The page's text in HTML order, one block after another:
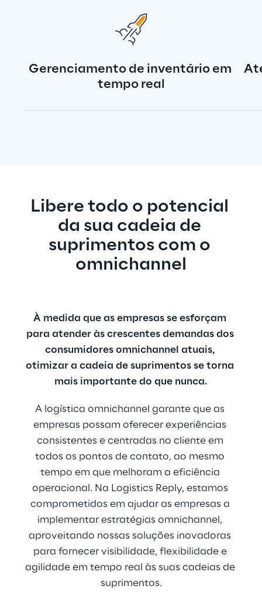
Gerenciamento de inventário em
tempo real
Libere todo o potencial
da sua cadeia de
suprimentos com o
omnichannel
À medida que as empresas se esforçam
para atender às crescentes demandas dos
consumidores omnichannel atuais,
otimizar a cadeia de suprimentos se torna
mais importante do que nunca.
A logística omnichannel garante que as
empresas possam oferecer experiências
consistentes e centradas no cliente em
todos os pontos de contato, ao mesmo
tempo em que melhoram a eficiência
operacional. Na Logistics Reply, estamos
comprometidos em ajudar as empresas a
implementar estratégias omnichannel,
aproveitando nossas soluções inovadoras
para fornecer visibilidade, flexibilidade e
agilidade em tempo real às suas cadeias de
suprimentos.